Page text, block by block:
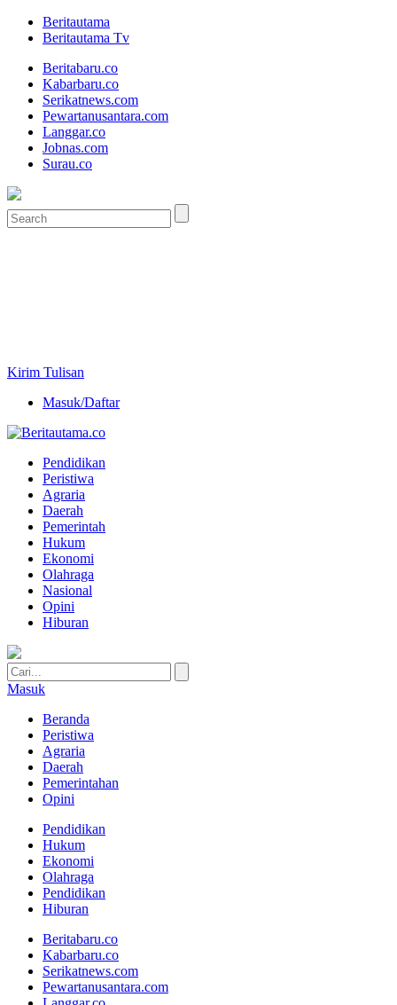
Beritautama
Beritautama Tv
Beritabaru.co
Kabarbaru.co
Serikatnews.com
Pewartanusantara.com
Langgar.co
Jobnas.com
Surau.co
Kirim Tulisan
Masuk/Daftar
Pendidikan
Peristiwa
Agraria
Daerah
Pemerintah
Hukum
Ekonomi
Olahraga
Nasional
Opini
Hiburan
Masuk
Beranda
Peristiwa
Agraria
Daerah
Pemerintahan
Opini
Pendidikan
Hukum
Ekonomi
Olahraga
Pendidikan
Hiburan
Beritabaru.co
Kabarbaru.co
Serikatnews.com
Pewartanusantara.com